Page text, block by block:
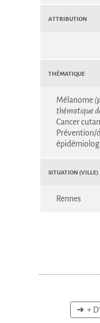
Attribution
Thématique
Mélanome
thématique
Cancer
Prévention/
Situation (Ville)
Rennes
➜ +